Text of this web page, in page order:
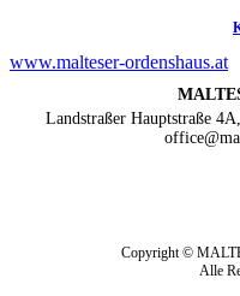
www.malteser-ordenshaus.at
Landstraßer Hauptstraße
Copyright ©
Alle